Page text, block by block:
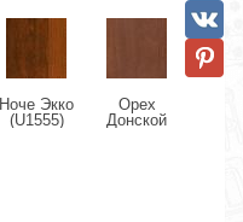
Ноче Экко
(U1555)
Орех
Донской